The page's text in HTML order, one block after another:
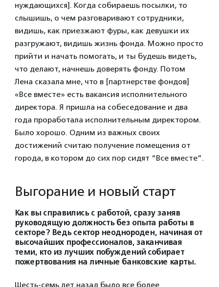
нуждающихся]. Когда собираешь посылки, то
слышишь, о чем разговаривают сотрудники,
видишь, как приезжают фуры, как девушки их
разгружают, видишь жизнь фонда. Можно просто
прийти и начать помогать, и ты будешь видеть,
что делают, начнешь доверять фонду. Потом
Лена сказала мне, что в [партнерстве фондов]
«Все вместе» есть вакансия исполнительного
директора. Я пришла на собеседование и два
года проработала исполнительным директором.
Было хорошо. Одним из важных своих
достижений считаю получение помещения от
города, в котором до сих пор сидят “Все вместе”.
Выгорание и новый старт
Как вы справились с работой, сразу заняв
руководящую должность без опыта работы в
секторе? Ведь сектор неоднороден, начиная от
высочайших профессионалов, заканчивая
теми, кто из лучших побуждений собирает
пожертвования на личные банковские карты.
Шесть-семь лет назад было все более